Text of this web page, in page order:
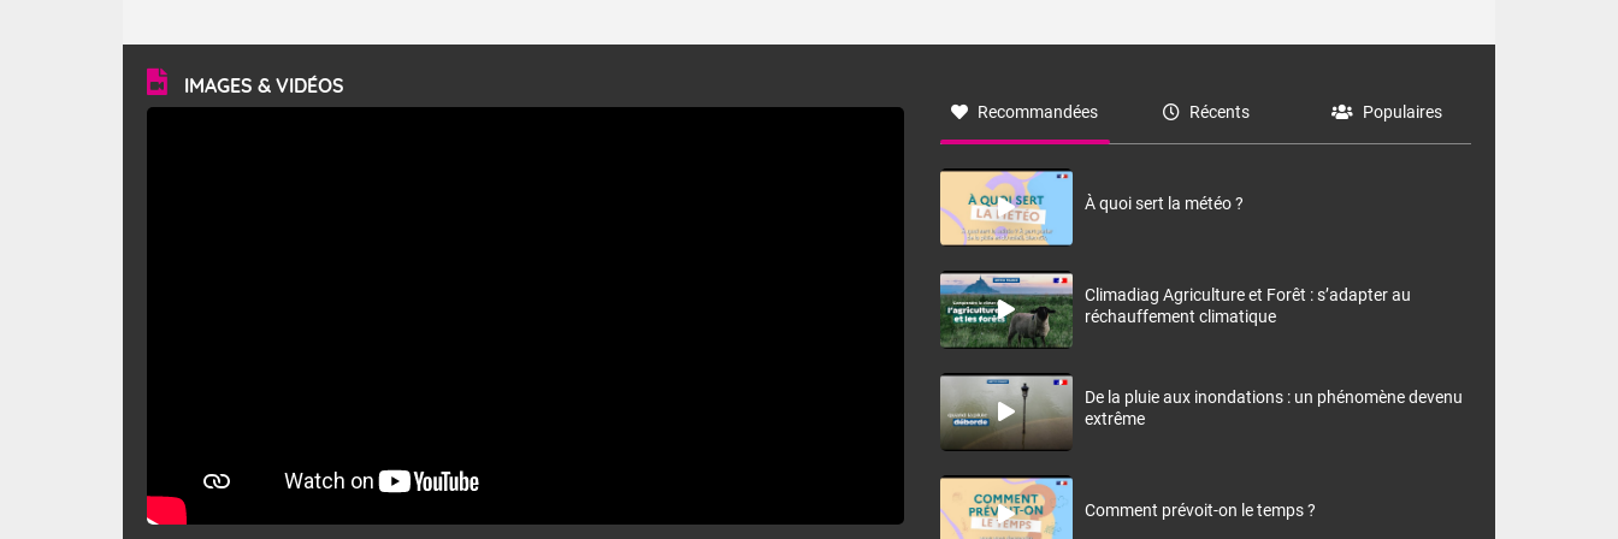
vitesse moyenne de 50 km/h et atteindre 80 à 100 km/h
en rafales, parfois davantage. Il parcourt la basse vallée
du Rhône et la Provence et envahit le littoral
méditerranéen à partir de la Camargue.
à nord-ouest, dans un secteur qui part du Roussillon à la
monts, en allusion aux régions montagneuses d’où
IMAGES & VIDÉOS
Recommandées Récents Populaires
À quoi sert la météo ?
Climadiag Agriculture et Forêt : s’adapter au
réchauffement climatique
De la pluie aux inondations : un phénomène devenu
extrême
Comment prévoit-on le temps ?